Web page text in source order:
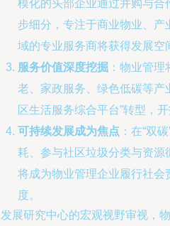
模化的头部企业通过并购与
步细分，专注于商业物业、
域的专业服务商将获得发展空
服务价值深度挖掘 ：物业管
老、家政服务、绿色低碳等产
区生活服务综合平台”转型，开
可持续发展成为焦点 ：在“双
耗、参与社区垃圾分类与资
将成为物业管理企业履行社
度。
展研究中心的宏观视野审视，